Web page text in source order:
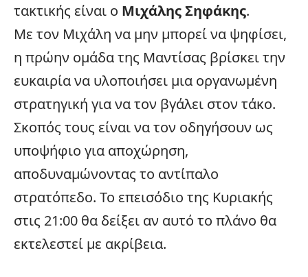
τακτικής είναι ο Μιχάλης Σηφάκης.
Με τον Μιχάλη να μην μπορεί να ψηφίσει,
η πρώην ομάδα της Μαντίσας βρίσκει την
ευκαιρία να υλοποιήσει μια οργανωμένη
στρατηγική για να τον βγάλει στον τάκο.
Σκοπός τους είναι να τον οδηγήσουν ως
υποψήφιο για αποχώρηση,
αποδυναμώνοντας το αντίπαλο
στρατόπεδο. Το επεισόδιο της Κυριακής
στις 21:00 θα δείξει αν αυτό το πλάνο θα
εκτελεστεί με ακρίβεια.